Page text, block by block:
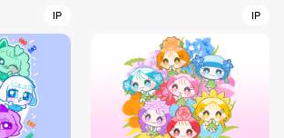
IP IP